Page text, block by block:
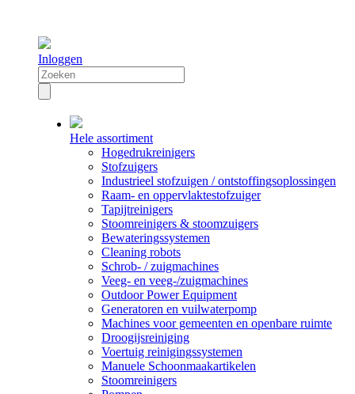
Inloggen
Hele assortiment
Hogedrukreinigers
Stofzuigers
Industrieel stofzuigen / ontstoffingsoplossingen
Raam- en oppervlaktestofzuiger
Tapijtreinigers
Stoomreinigers & stoomzuigers
Bewateringssystemen
Cleaning robots
Schrob- / zuigmachines
Veeg- en veeg-/zuigmachines
Outdoor Power Equipment
Generatoren en vuilwaterpomp
Machines voor gemeenten en openbare ruimte
Droogijsreiniging
Voertuig reinigingssystemen
Manuele Schoonmaakartikelen
Stoomreinigers